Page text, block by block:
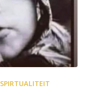
SPIRTUALITEIT